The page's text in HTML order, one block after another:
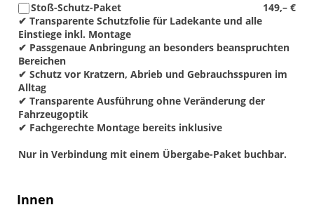
149,– €
Stoß-Schutz-Paket
✔ Transparente Schutzfolie für Ladekante und alle
Einstiege inkl. Montage
✔ Passgenaue Anbringung an besonders beanspruchten
Bereichen
✔ Schutz vor Kratzern, Abrieb und Gebrauchsspuren im
Alltag
✔ Transparente Ausführung ohne Veränderung der
Fahrzeugoptik
✔ Fachgerechte Montage bereits inklusive
Nur in Verbindung mit einem Übergabe-Paket buchbar.
Innen